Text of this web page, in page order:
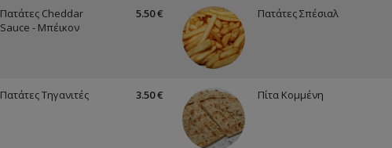
Πατάτες Cheddar
Sauce - Μπέικον
5.50 € Πατάτες Σπέσιαλ
Πατάτες Τηγανιτές 3.50 € Πίτα Κομμένη